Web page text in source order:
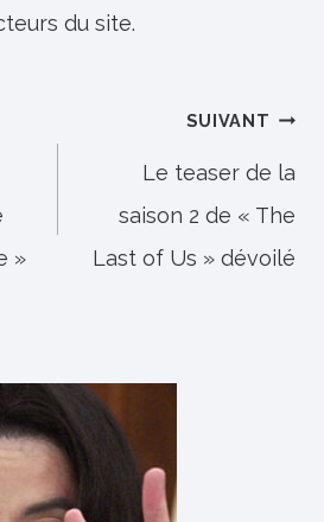
du site.
»
SUIVANT
Le teaser de la
saison 2 de « The
Last of Us » dévoilé